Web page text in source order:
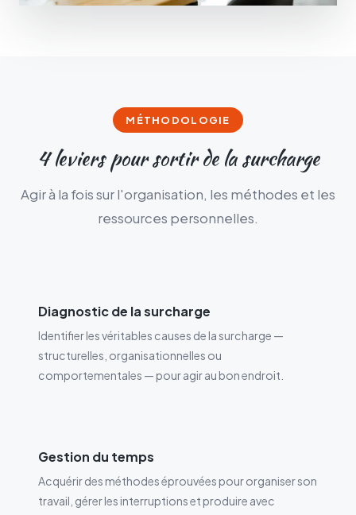
MÉTHODOLOGIE
4leviers pour sortir de la surcharge
Agir à la fois sur l'organisation, les méthodes et les
ressources personnelles.
Diagnostic de la surcharge
Identifier les véritables causes de la surcharge —
structurelles, organisationnelles ou
comportementales — pour agir au bon endroit.
Gestion du temps
Acquérir des méthodes éprouvées pour organiser son
travail, gérer les interruptions et produire avec